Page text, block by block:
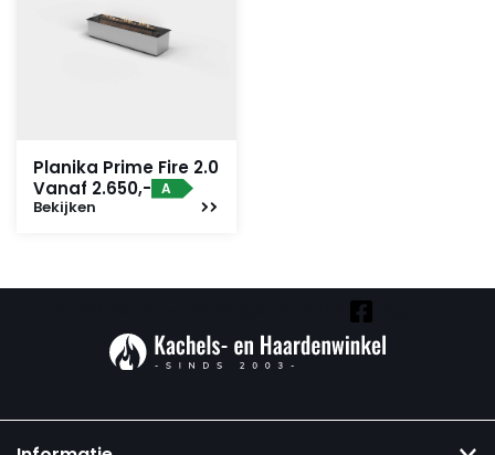
Planika Prime Fire 2.0
Vanaf 2.650,- A
Bekijken